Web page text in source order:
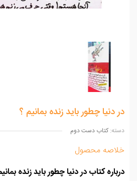
چطور باید زنده بمانیم ؟
کتاب دست دوم
محصول
کتاب در دنیا چطور باید زنده بمانیم ؟